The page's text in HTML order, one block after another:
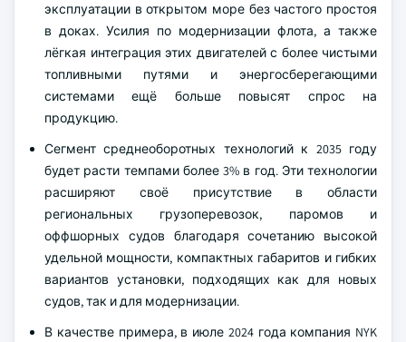
эксплуатации в открытом море без частого простоя
в доках. Усилия по модернизации флота, а также
лёгкая интеграция этих двигателей с более чистыми
топливными путями и энергосберегающими
системами ещё больше повысят спрос на
продукцию.
Сегмент среднеоборотных технологий к 2035 году
будет расти темпами более 3% в год. Эти технологии
расширяют своё присутствие в области
региональных грузоперевозок, паромов и
оффшорных судов благодаря сочетанию высокой
удельной мощности, компактных габаритов и гибких
вариантов установки, подходящих как для новых
судов, так и для модернизации.
В качестве примера, в июле 2024 года компания NYK